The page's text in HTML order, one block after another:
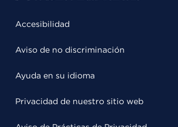
Accesibilidad
Aviso de no discriminación
Ayuda en su idioma
Privacidad de nuestro sitio web